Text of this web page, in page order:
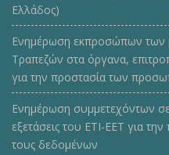
Ελλάδος)
Ενημέρωση εκπροσώπων των
Τραπεζών στα όργανα,
για την προστασία των
Ενημέρωση συμμετεχόντων σε
εξετάσεις του ΕΤΙ-ΕΕΤ για
τους δεδομένων